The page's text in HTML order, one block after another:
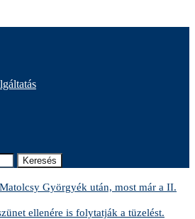
Keresés
Györgyék után, most már a II.
ellenére is folytatják a tüzelést.